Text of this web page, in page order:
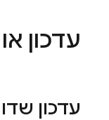
עדכון
עדכון